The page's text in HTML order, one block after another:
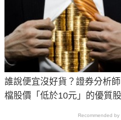
誰說便宜沒好貨？證券分析
檔股價「低於10元」的優質股
Recommended by